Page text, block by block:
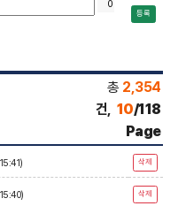
등록
총 2,354
건, 10/118
Page
삭제
삭제